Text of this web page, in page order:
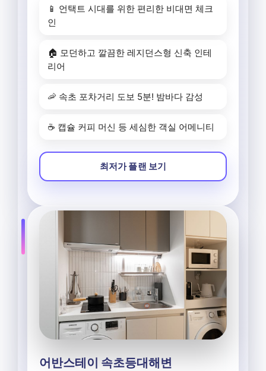
📱 언택트 시대를 위한 편리한 비대면 체크
인
🏠 모던하고 깔끔한 레지던스형 신축 인테
리어
🦐 속초 포차거리 도보 5분! 밤바다 감성
☕ 캡슐 커피 머신 등 세심한 객실 어메니티
최저가 플랜 보기
어반스테이 속초등대해변